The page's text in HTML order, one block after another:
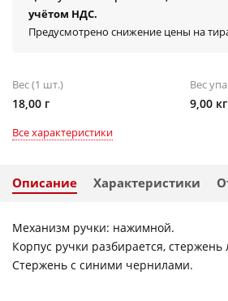
учётом НДС.
Предусмотрено снижение цены на
Вес (1 шт.)
18,00 г
Вес
9,00 кг
Все характеристики
Описание Характеристики
Механизм ручки: нажимной.
Корпус ручки разбирается, стержень
Стержень с синими чернилами.